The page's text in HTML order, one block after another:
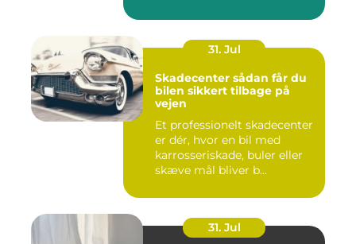
31. Jul
Skadecenter sådan får du
bilen sikkert tilbage på
vejen
Et professionelt skadecenter
er dér, hvor en bil med
karrosseriskade, buler eller
skæve mål bliver b...
31. Jul